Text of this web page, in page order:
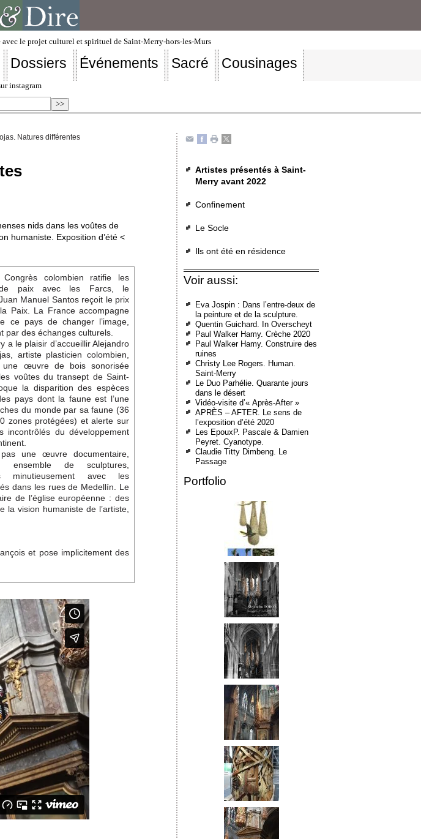
avec le projet culturel et spirituel de Saint-Merry-hors-les-Murs
Dossiers Événements Sacré Cousinages
instagram
Natures différentes
nids dans les voûtes de
humaniste. Exposition d’été <
colombien ratifie les
paix avec les Farcs, le
Manuel Santos reçoit le prix
Paix. La France accompagne
ce pays de changer l’image,
par des échanges culturels.
a le plaisir d’accueillir Alejandro
artiste plasticien colombien,
une œuvre de bois sonorisée
voûtes du transept de Saint-
la disparition des espèces
pays dont la faune est l’une
du monde par sa faune (36
zones protégées) et alerte sur
incontrôlés du développement
une œuvre documentaire,
ensemble de sculptures,
minutieusement avec les
dans les rues de Medellín. Le
de l’église européenne : des
vision humaniste de l’artiste,
et pose implicitement des
Artistes présentés à Saint-
Merry avant 2022
Confinement
Le Socle
Ils ont été en résidence
Voir aussi:
Eva Jospin : Dans l’entre-deux de
la peinture et de la sculpture.
Quentin Guichard. In Overscheyt
Paul Walker Hamy. Crèche 2020
Paul Walker Hamy. Construire des
ruines
Christy Lee Rogers. Human.
Saint-Merry
Le Duo Parhélie. Quarante jours
dans le désert
Vidéo-visite d’« Après-After »
APRÈS – AFTER. Le sens de
l’exposition d’été 2020
Les EpouxP. Pascale & Damien
Peyret. Cyanotype.
Claudie Titty Dimbeng. Le
Passage
Portfolio